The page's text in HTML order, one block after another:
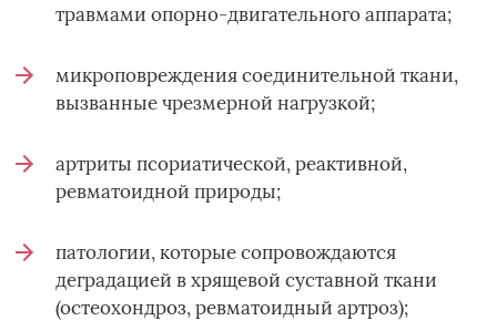
травмами опорно-двигательного аппарата;
микроповреждения соединительной ткани,
вызванные чрезмерной нагрузкой;
артриты псориатической, реактивной,
ревматоидной природы;
патологии, которые сопровождаются
деградацией в хрящевой суставной ткани
(остеохондроз, ревматоидный артроз);